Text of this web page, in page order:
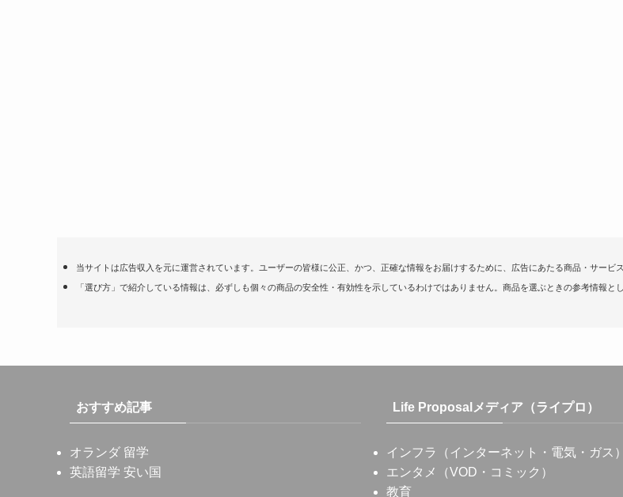
当サイトは広告収入を元に運営されています。ユーザーの皆様に公正、かつ、正確な情報をお届けするために、広告にあたる商品・サービ
「選び方」で紹介している情報は、必ずしも個々の商品の安全性・有効性を示しているわけではありません。商品を選ぶときの参考情報と
おすすめ記事
オランダ 留学
英語留学 安い国
Life Proposalメディア（ライプロ）
インフラ（インターネット・電気・ガス）
エンタメ（VOD・コミック）
教育